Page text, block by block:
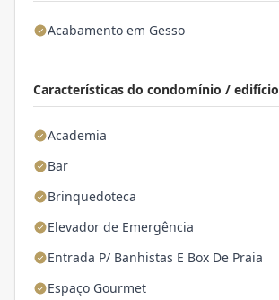
Acabamento em Gesso
Características do condomínio / edifício
Academia
Bar
Brinquedoteca
Elevador de Emergência
Entrada P/ Banhistas E Box De Praia
Espaço Gourmet